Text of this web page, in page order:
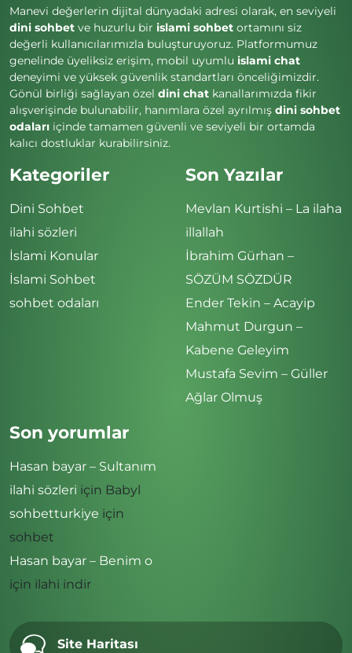
Manevi değerlerin dijital dünyadaki adresi olarak, en seviyeli
dini sohbet ve huzurlu bir islami sohbet ortamını siz
değerli kullanıcılarımızla buluşturuyoruz. Platformumuz
genelinde üyeliksiz erişim, mobil uyumlu islami chat
deneyimi ve yüksek güvenlik standartları önceliğimizdir.
Gönül birliği sağlayan özel dini chat kanallarımızda fikir
alışverişinde bulunabilir, hanımlara özel ayrılmış dini sohbet
odaları içinde tamamen güvenli ve seviyeli bir ortamda
kalıcı dostluklar kurabilirsiniz.
Kategoriler
Dini Sohbet
ilahi sözleri
İslami Konular
İslami Sohbet
sohbet odaları
Son Yazılar
Mevlan Kurtishi – La ilaha
illallah
İbrahim Gürhan –
SÖZÜM SÖZDÜR
Ender Tekin – Acayip
Mahmut Durgun –
Kabene Geleyim
Mustafa Sevim – Güller
Ağlar Olmuş
Son yorumlar
Hasan bayar – Sultanım
ilahi sözleri için Babyl
sohbetturkiye için
sohbet
Hasan bayar – Benim o
için ilahi indir
Site Haritası